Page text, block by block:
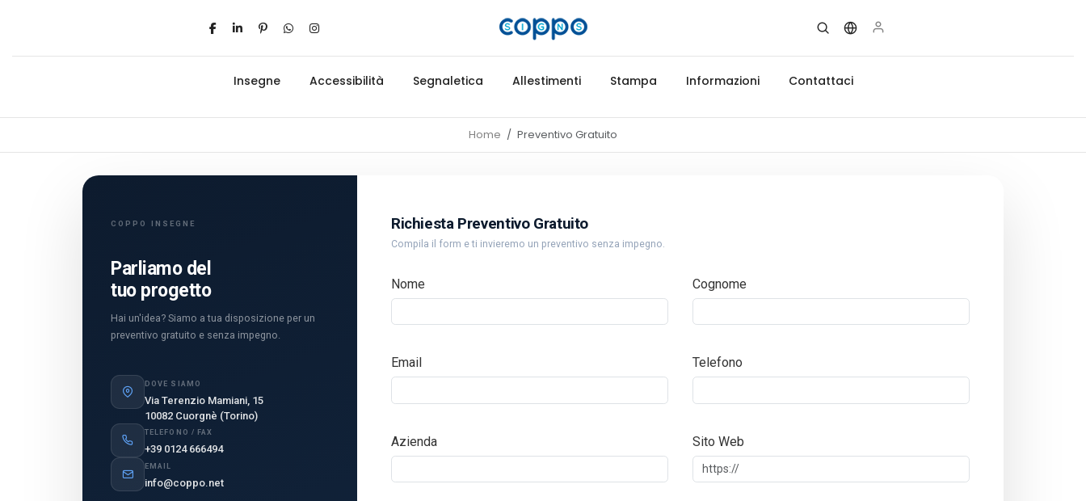
Insegne Accessibilità Segnaletica Allestimenti Stampa Informazioni Contattaci
Home Preventivo Gratuito
COPPO INSEGNE
Parliamo del
tuo progetto
Hai un'idea? Siamo a tua disposizione per un
preventivo gratuito e senza impegno.
DOVE SIAMO
Via Terenzio Mamiani, 15
10082 Cuorgnè (Torino)
TELEFONO / FAX
+39 0124 666494
EMAIL
info@coppo.net
Richiesta Preventivo Gratuito
Compila il form e ti invieremo un preventivo senza impegno.
Nome Cognome
Email Telefono
Azienda Sito Web